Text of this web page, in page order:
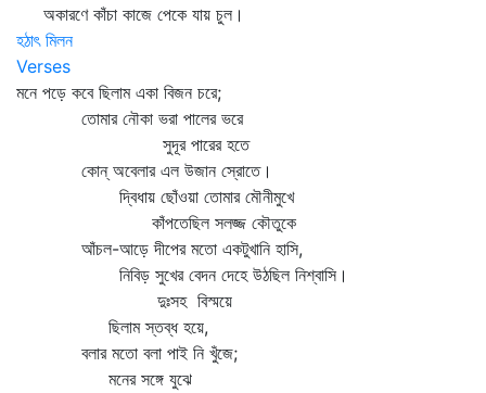
অকারণে কাঁচা কাজে পেকে যায় চুল।
হঠাৎ মিলন
Verses
মনে পড়ে কবে ছিলাম একা বিজন চরে;
তোমার নৌকা ভরা পালের ভরে
সুদূর পারের হতে
কোন্‌ অবেলার এল উজান স্রোতে।
দ্বিধায় ছোঁওয়া তোমার মৌনীমুখে
কাঁপতেছিল সলজ্জ কৌতুকে
আঁচল-আড়ে দীপের মতো একটুখানি হাসি,
নিবিড় সুখের বেদন দেহে উঠছিল নিশ্বাসি।
দুঃসহ বিস্ময়ে
ছিলাম স্তব্ধ হয়ে,
বলার মতো বলা পাই নি খুঁজে;
মনের সঙ্গে যুঝে